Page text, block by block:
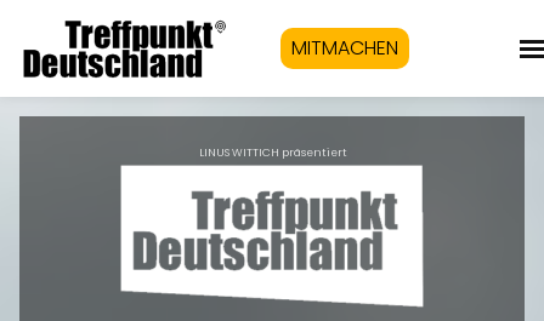
MITMACHEN
LINUS WITTICH präsentiert